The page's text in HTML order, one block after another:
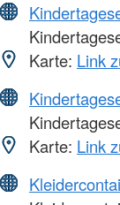
Karte: Link
Karte: Link